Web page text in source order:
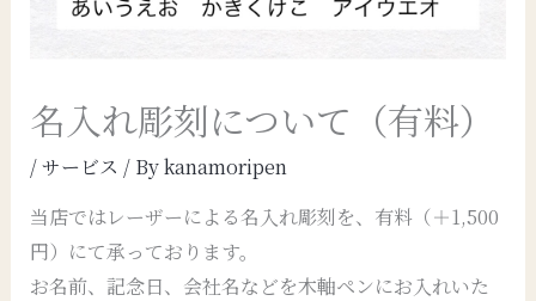
名入れ彫刻について（有料）
/サービス / Bykanamoripen
当店ではレーザーによる名入れ彫刻を、有料（＋1,500
円）にて承っております。
お名前、記念日、会社名などを木軸ペンにお入れいた